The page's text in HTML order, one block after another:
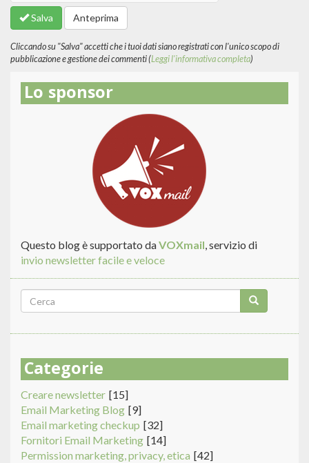
formati
delSalva Anteprima
Cliccando su "Salva" accetti che i tuoi dati siano registrati con l'unico scopo di
pubblicazione e gestione dei commenti (Leggi l'informativa completa)
Lo sponsor
Questo blog è supportato daVOXmail, servizio di
invio newsletter facile e veloce
Form
di
ricerca
Categorie
Creare newsletter [15]
Email Marketing Blog [9]
Email marketing checkup [32]
Fornitori Email Marketing [14]
Permission marketing, privacy, etica [42]